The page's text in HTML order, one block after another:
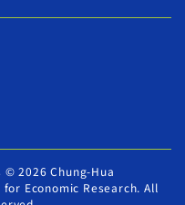
© 2026 Chung-Hua
Economic Research. All